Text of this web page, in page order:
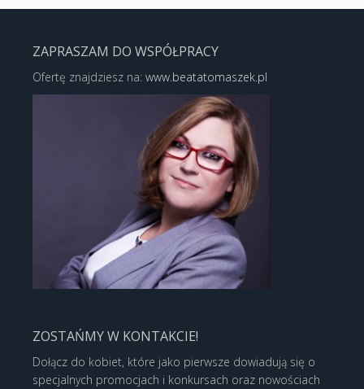
ZAPRASZAM DO WSPÓŁPRACY
Ofertę znajdziesz na: www.beatatomaszek.pl
ZOSTAŃMY W KONTAKCIE!
Dołącz do kobiet, które jako pierwsze dowiadują się o
specjalnych promocjach i konkursach oraz nowościach